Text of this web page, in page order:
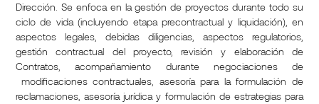
Dirección. Se enfoca en la gestión de proyectos durante todo su
ciclo de vida (incluyendo etapa precontractual y liquidación), en
aspectos legales, debidas diligencias, aspectos regulatorios,
gestión contractual del proyecto, revisión y elaboración de
Contratos, acompañamiento durante negociaciones de
modificaciones contractuales, asesoría para la formulación de
reclamaciones, asesoría jurídica y formulación de estrategias para